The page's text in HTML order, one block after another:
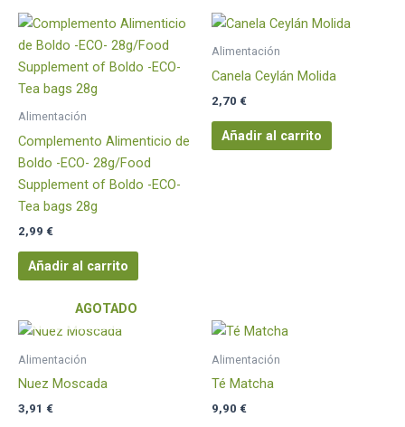
Alimentación
Complemento Alimenticio de
Boldo -ECO- 28g/Food
Supplement of Boldo -ECO-
Tea bags 28g
2,99 €
Añadir al carrito
Alimentación
Canela Ceylán Molida
2,70 €
Añadir al carrito
AGOTADO
Alimentación
Nuez Moscada
3,91 €
Alimentación
Té Matcha
9,90 €